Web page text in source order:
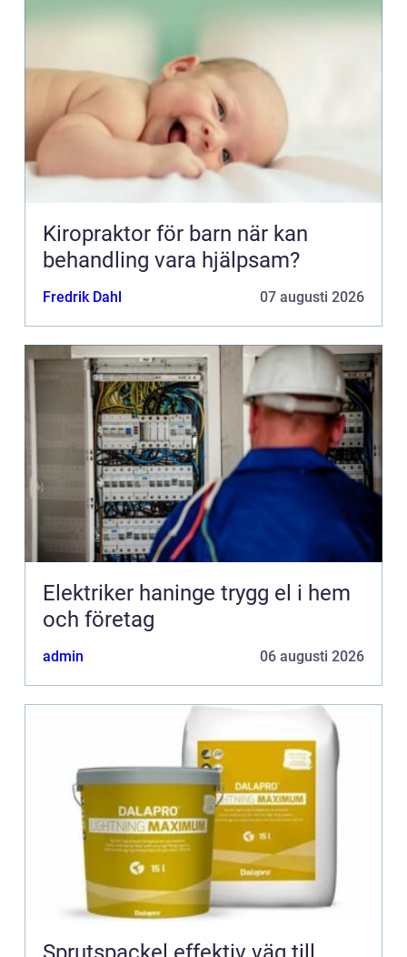
Kiropraktor för barn när kan
behandling vara hjälpsam?
Fredrik Dahl 07 augusti 2026
Elektriker haninge trygg el i hem
och företag
admin 06 augusti 2026